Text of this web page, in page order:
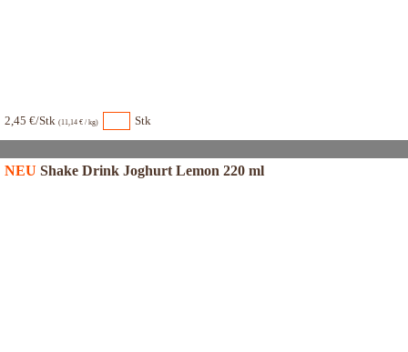
2,45 €/Stk (11,14 € / kg) Stk
NEU Shake Drink Joghurt Lemon 220 ml